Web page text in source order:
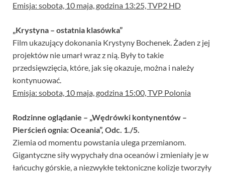
Emisja: sobota, 10 maja, godzina 13:25, TVP2 HD
„Krystyna – ostatnia klasówka”
Film ukazujący dokonania Krystyny Bochenek. Żaden z jej
projektów nie umarł wraz z nią. Były to takie
przedsięwzięcia, które, jak się okazuje, można i należy
kontynuować.
Emisja: sobota, 10 maja, godzina 15:00, TVP Polonia
Rodzinne oglądanie – „Wędrówki kontynentów –
Pierścień ognia: Oceania”, Odc. 1./5.
Ziemia od momentu powstania ulega przemianom.
Gigantyczne siły wypychały dna oceanów i zmieniały je w
łańcuchy górskie, a niezwykłe tektoniczne kolizje tworzyły